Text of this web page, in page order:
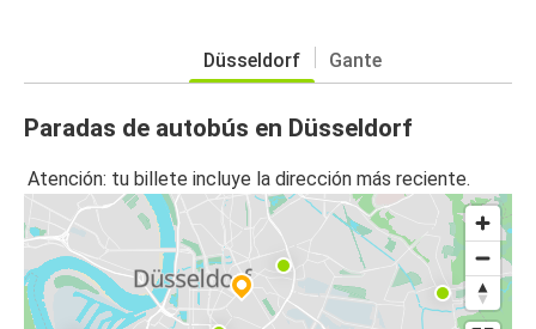
Düsseldorf Gante
Paradas de autobús en Düsseldorf
Atención: tu billete incluye la dirección más reciente.